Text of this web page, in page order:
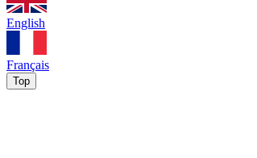
English
Français
Top